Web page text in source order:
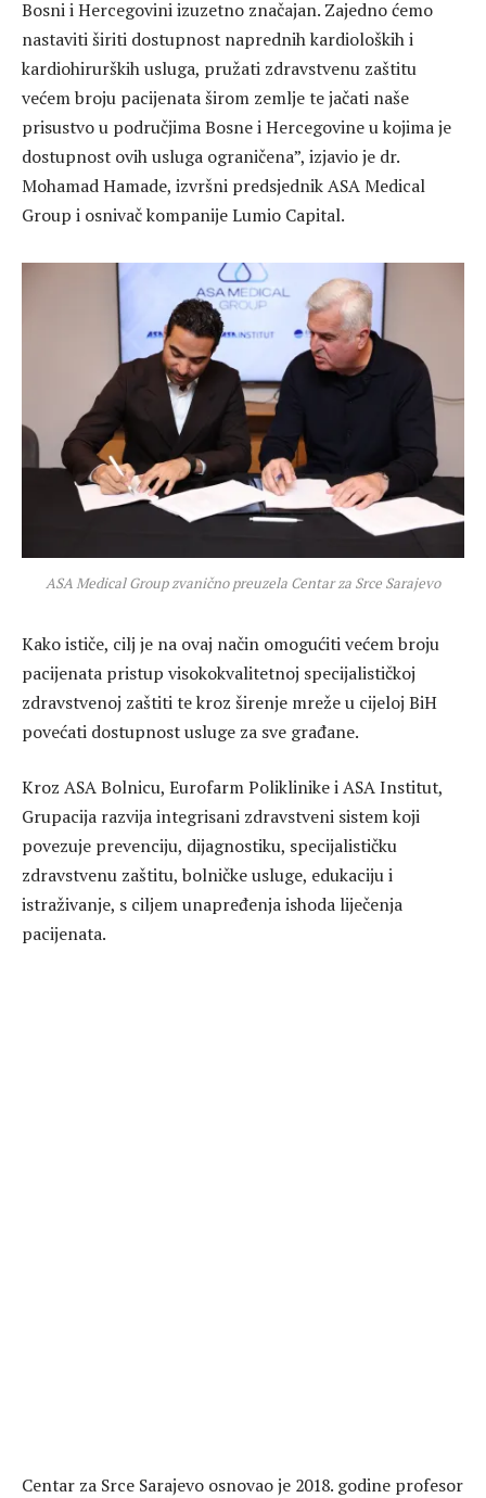
Bosni i Hercegovini izuzetno značajan. Zajedno ćemo
nastaviti širiti dostupnost naprednih kardioloških i
kardiohirurških usluga, pružati zdravstvenu zaštitu
većem broju pacijenata širom zemlje te jačati naše
prisustvo u područjima Bosne i Hercegovine u kojima je
dostupnost ovih usluga ograničena”, izjavio je dr.
Mohamad Hamade, izvršni predsjednik ASA Medical
Group i osnivač kompanije Lumio Capital.
ASA Medical Group zvanično preuzela Centar za Srce Sarajevo
Kako ističe, cilj je na ovaj način omogućiti većem broju
pacijenata pristup visokokvalitetnoj specijalističkoj
zdravstvenoj zaštiti te kroz širenje mreže u cijeloj BiH
povećati dostupnost usluge za sve građane.
Kroz ASA Bolnicu, Eurofarm Poliklinike i ASA Institut,
Grupacija razvija integrisani zdravstveni sistem koji
povezuje prevenciju, dijagnostiku, specijalističku
zdravstvenu zaštitu, bolničke usluge, edukaciju i
istraživanje, s ciljem unapređenja ishoda liječenja
pacijenata.
Centar za Srce Sarajevo osnovao je 2018. godine profesor